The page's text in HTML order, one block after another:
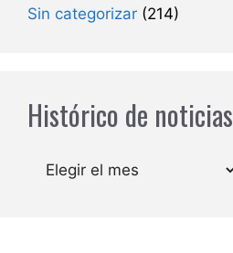
Sin categorizar (214)
Histórico de noticias
Archivos